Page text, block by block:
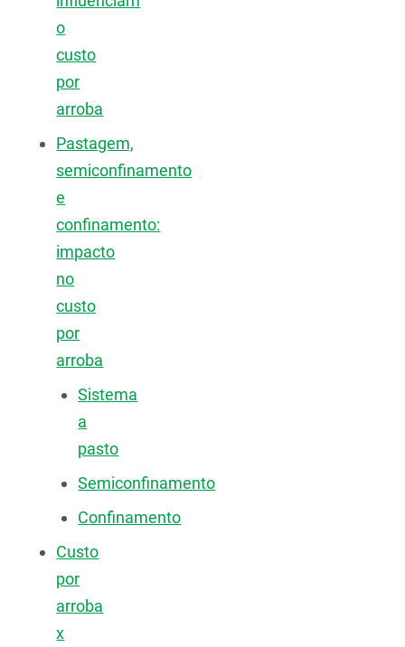
o
custo
por
arroba
Pastagem,
semiconfinamento
e
confinamento:
impacto
no
custo
por
arroba
Sistema
a
pasto
Semiconfinamento
Confinamento
Custo
por
arroba
x